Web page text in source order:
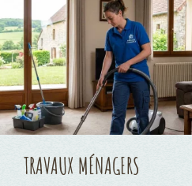
TRAVAUX MÉNAGERS